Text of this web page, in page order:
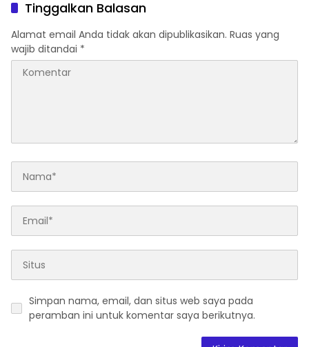
Tinggalkan Balasan
Alamat email Anda tidak akan dipublikasikan. Ruas yang
wajib ditandai *
Simpan nama, email, dan situs web saya pada
peramban ini untuk komentar saya berikutnya.